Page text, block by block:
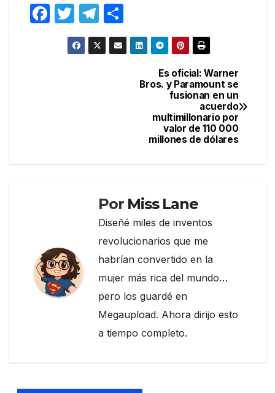
F
T
w
itt
T
el
e
o
m
ar
Es oficial: Warner
Bros. y Paramount se
fusionan en un
acuerdo
multimillonario por
valor de 110 000
millones de dólares
Por Miss Lane
Diseñé miles de inventos
revolucionarios que me
habrían convertido en la
mujer más rica del mundo…
pero los guardé en
Megaupload. Ahora dirijo esto
a tiempo completo.